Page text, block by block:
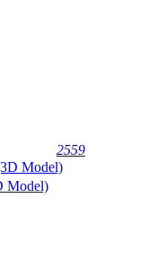
2559
Model)